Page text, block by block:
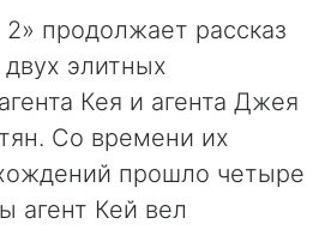
продолжает рассказ
элитных
Кея и агента Джея
Со времени их
прошло четыре
агент Кей вел